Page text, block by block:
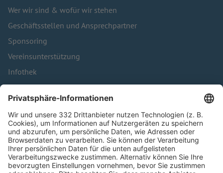
Wer wir sind & wofür wir stehen
Geschäftsstellen und Ansprechpartner
Sponsoring
Vereinsunterstützung
Infothek
Kontakt
HÄUFIG BESUCHTE SEITEN
Pässe und Vereinswechsel
Trainerausbildung
Schulungsangebot Vereinsmitarbeiter